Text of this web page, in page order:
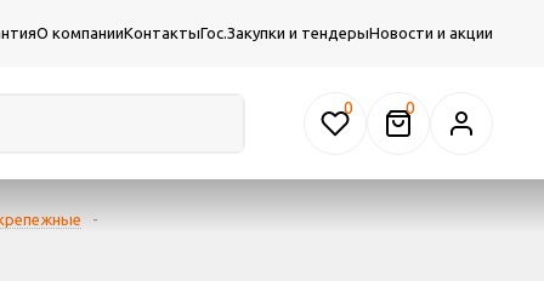
О компанииКонтактыГос.Закупки и тендерыНовости и акции
0
-